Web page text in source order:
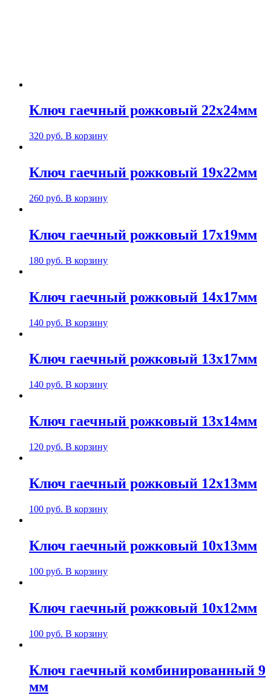
Ключ гаечный рожковый 22х24мм
320 руб. В корзину
Ключ гаечный рожковый 19х22мм
260 руб. В корзину
Ключ гаечный рожковый 17х19мм
180 руб. В корзину
Ключ гаечный рожковый 14х17мм
140 руб. В корзину
Ключ гаечный рожковый 13х17мм
140 руб. В корзину
Ключ гаечный рожковый 13х14мм
120 руб. В корзину
Ключ гаечный рожковый 12х13мм
100 руб. В корзину
Ключ гаечный рожковый 10х13мм
100 руб. В корзину
Ключ гаечный рожковый 10х12мм
100 руб. В корзину
Ключ гаечный комбинированный 9
мм